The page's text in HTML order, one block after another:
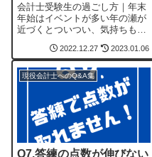
会計士受験生の過ごし方｜年末
年始はイベントが多い年の瀬が
近づくとついつい、気持ちも緩
時間の確保」「いつもどおりの
生活サイクルをいかに続けられ
るか」が合格するためのポイン
トとなりますが、それがなかな
かできないもので...
2022.12.27 2023.01.06
現役会計士へのQ&A集
Q7.答練の点数が伸びない